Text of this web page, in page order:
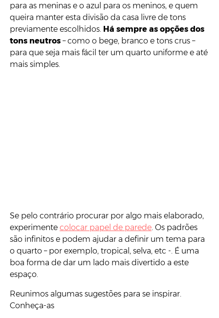
para as meninas e o azul para os meninos, e quem
queira manter esta divisão da casa livre de tons
previamente escolhidos. Há sempre as opções dos
tons neutros – como o bege, branco e tons crus –
para que seja mais fácil ter um quarto uniforme e até
mais simples.
Se pelo contrário procurar por algo mais elaborado,
experimente colocar papel de parede. Os padrões
são infinitos e podem ajudar a definir um tema para
o quarto – por exemplo, tropical, selva, etc -. É uma
boa forma de dar um lado mais divertido a este
espaço.
Reunimos algumas sugestões para se inspirar.
Conheça-as